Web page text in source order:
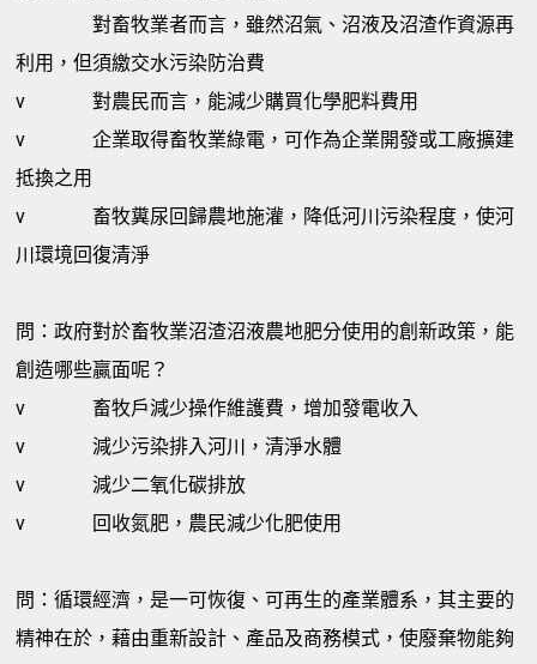
對畜牧業者而言，雖然沼氣、沼液及沼渣作資源再
利用，但須繳交水污染防治費
v
對農民而言，能減少購買化學肥料費用
v
企業取得畜牧業綠電，可作為企業開發或工廠擴建
抵換之用
v
畜牧糞尿回歸農地施灌，降低河川污染程度，使河
川環境回復清淨
問：政府對於畜牧業沼渣沼液農地肥分使用的創新政策，能
創造哪些贏面呢？
v
畜牧戶減少操作維護費，增加發電收入
v
減少污染排入河川，清淨水體
v
減少二氧化碳排放
v
回收氮肥，農民減少化肥使用
問：循環經濟，是一可恢復、可再生的產業體系，其主要的
精神在於，藉由重新設計、產品及商務模式，使廢棄物能夠